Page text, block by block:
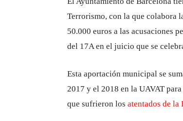
Terrorismo, con la que colabora
50.000 euros a las acusaciones
del 17A en el juicio que se
Esta aportación municipal se
2017 y el 2018 en la UAVAT
que sufrieron los atentados de la